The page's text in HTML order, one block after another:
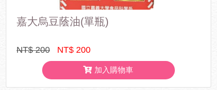
嘉大烏豆蔭油(單瓶)
NT$ 200 NT$ 200
加入購物車